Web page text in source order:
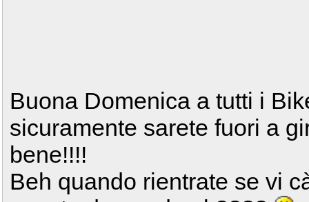
Buona Domenica a tutti i
sicuramente sarete fuori a
bene!!!!
Beh quando rientrate se vi